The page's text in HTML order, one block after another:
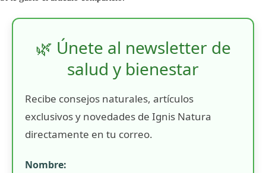
🌿 Únete al newsletter de
salud y bienestar
Recibe consejos naturales, artículos
exclusivos y novedades de Ignis Natura
directamente en tu correo.
Nombre: